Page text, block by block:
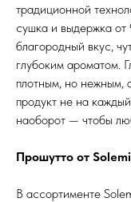
традиционной
сушка и выдержка
благородный вкус,
глубоким ароматом.
плотным, но нежным,
продукт не на
наоборот — чтобы
Прошутто от
В ассортименте